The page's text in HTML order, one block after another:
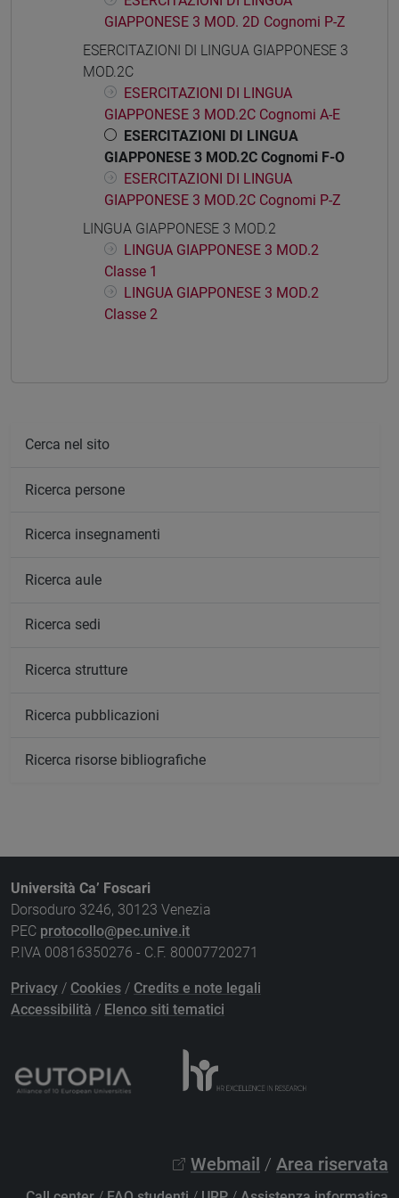
GIAPPONESE 3 MOD. 2D Cognomi P-Z
ESERCITAZIONI DI LINGUA GIAPPONESE 3
MOD.2C
ESERCITAZIONI DI LINGUA
GIAPPONESE 3 MOD.2C Cognomi A-E
ESERCITAZIONI DI LINGUA
GIAPPONESE 3 MOD.2C Cognomi F-O
ESERCITAZIONI DI LINGUA
GIAPPONESE 3 MOD.2C Cognomi P-Z
LINGUA GIAPPONESE 3 MOD.2
LINGUA GIAPPONESE 3 MOD.2
Classe 1
LINGUA GIAPPONESE 3 MOD.2
Classe 2
Cerca nel sito
Ricerca persone
Ricerca insegnamenti
Ricerca aule
Ricerca sedi
Ricerca strutture
Ricerca pubblicazioni
Ricerca risorse bibliografiche
Università Ca’ Foscari
Dorsoduro 3246, 30123 Venezia
PEC protocollo@pec.unive.it
P.IVA 00816350276 - C.F. 80007720271
Privacy / Cookies / Credits e note legali
Accessibilità / Elenco siti tematici
Webmail / Area riservata